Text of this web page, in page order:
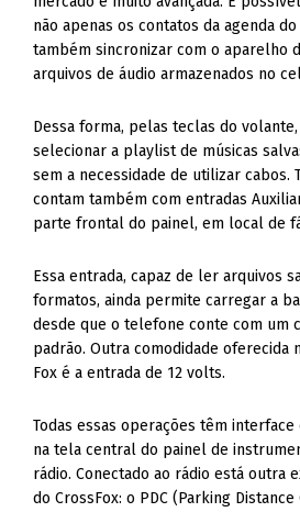
não apenas os contatos da agenda
também sincronizar com o aparelho
arquivos de áudio armazenados no
Dessa forma, pelas teclas do
selecionar a playlist de músicas
sem a necessidade de utilizar cabos.
contam também com entradas
parte frontal do painel, em local de
Essa entrada, capaz de ler arquivos
formatos, ainda permite carregar a
desde que o telefone conte com um
padrão. Outra comodidade oferecida
Fox é a entrada de 12 volts.
Todas essas operações têm
na tela central do painel de
rádio. Conectado ao rádio está outra
do CrossFox: o PDC (Parking